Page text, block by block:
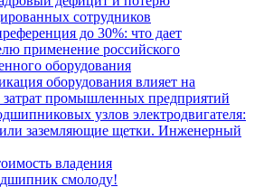
сотрудников
до 30%: что дает
применение российского
оборудования
оборудования влияет на
промышленных предприятий
узлов электродвигателя:
заземляющие щетки. Инженерный
владения
смолоду!